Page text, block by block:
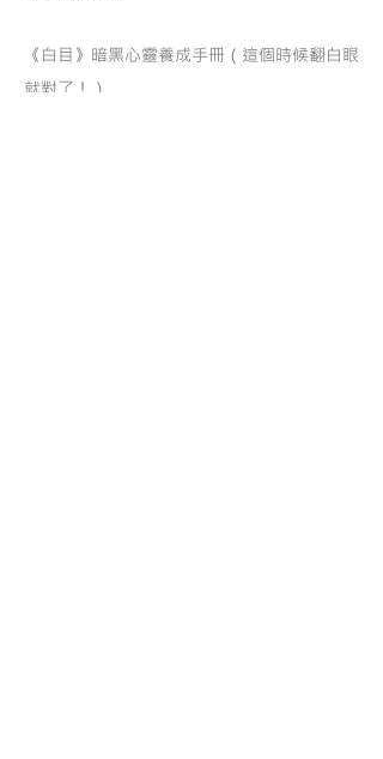
《白目》暗黑心靈養成手冊（這個時候翻白眼
就對了！）